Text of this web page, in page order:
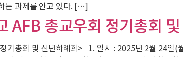
는 과제를 안고 있다. […]
AFB 총교우회 정기총회
기총회 및 신년하례회> 1. 일시 : 2025년 2월 24